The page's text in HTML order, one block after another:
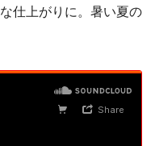
な仕上がりに。暑い夏の